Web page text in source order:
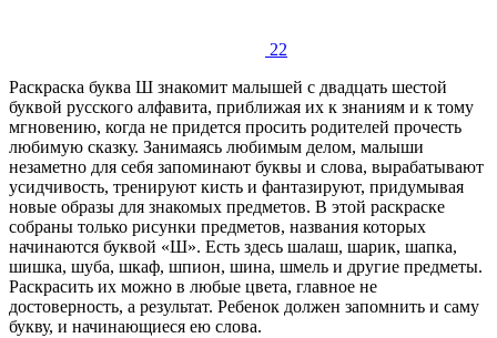
22
Раскраска буква Ш знакомит малышей с двадцать шестой
буквой русского алфавита, приближая их к знаниям и к тому
мгновению, когда не придется просить родителей прочесть
любимую сказку. Занимаясь любимым делом, малыши
незаметно для себя запоминают буквы и слова, вырабатывают
усидчивость, тренируют кисть и фантазируют, придумывая
новые образы для знакомых предметов. В этой раскраске
собраны только рисунки предметов, названия которых
начинаются буквой «Ш». Есть здесь шалаш, шарик, шапка,
шишка, шуба, шкаф, шпион, шина, шмель и другие предметы.
Раскрасить их можно в любые цвета, главное не
достоверность, а результат. Ребенок должен запомнить и саму
букву, и начинающиеся ею слова.